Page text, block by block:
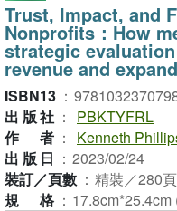
Trust, Impact, and
Nonprofits：How
strategic
revenue and
ISBN13 ：
出版社 ：
PBKTYFRL
作者 ：
Kenneth
出版日 ： 2023/02/24
裝訂／頁數 ： 精裝／280頁
規格 ： 17.8cm*25.4cm